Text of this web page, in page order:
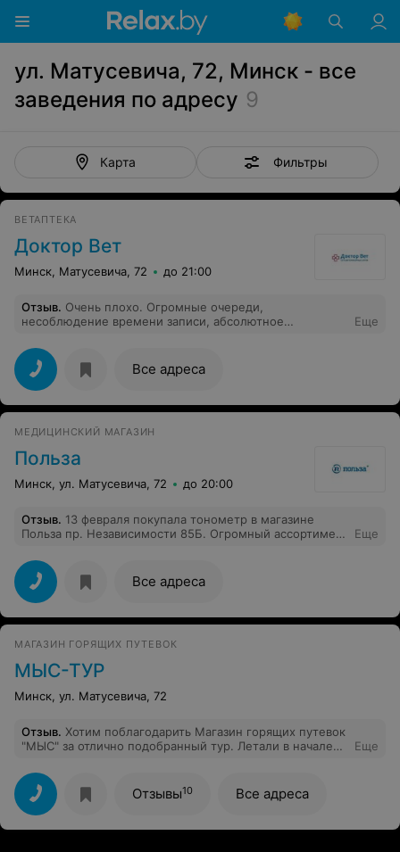
ул. Матусевича, 72, Минск - все
заведения по адресу 9
Карта Фильтры
ВЕТАПТЕКА
Доктор Вет
Минск, Матусевича, 72 до 21:00
Отзыв. Очень плохо. Огромные очереди,
несоблюдение времени записи, абсолютное
обернулся в полуторачасовое ожидание. Никто об
этом, естественно, не предупреждал. Итог: время
потрачено, животное в стрессе, услуга не оказано.
Даже никто не принес извинения
Еще
Все адреса
МЕДИЦИНСКИЙ МАГАЗИН
Польза
Минск, ул. Матусевича, 72 до 20:00
Отзыв. 13 февраля покупала тонометр в магазине
Польза пр. Независимости 85Б. Огромный ассортимент
продавец Юшкевич Светлана. Много внимания
оказывает каждому клиенту. Вежлива и
доброжелательно относится к клиентам. Мне помогла
определиться с моделью. Все проверила, рассказала и
показала. Спасибо за тонометр, за внимание.
Сегодня были скидки, что тоже приятно!
Еще
Все адреса
МАГАЗИН ГОРЯЩИХ ПУТЕВОК
МЫС-ТУР
Минск, ул. Матусевича, 72
Отзыв. Хотим поблагодарить Магазин горящих путевок
"МЫС" за отлично подобранный тур. Летали в начале
нам позвонили наши знакомые и предложили
полететь с ними по очень смешной цене, мы сразу
согласились. Так и узнали о Магазине горящих путевок
«МЫС». Бронировались в офисе на Уручье, подкупило
и их очень удобное место расположения прямо рядом
Еще
Отзывы10 Все адреса